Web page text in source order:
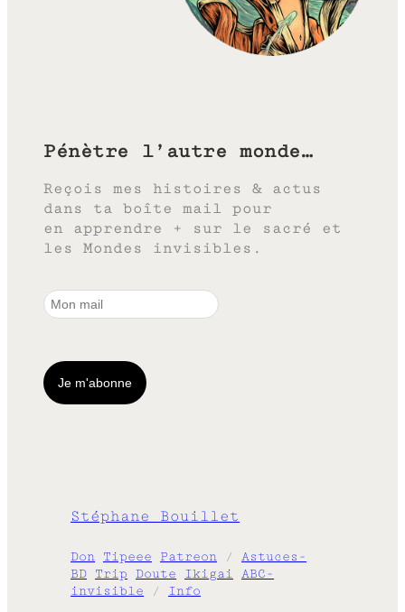
Pénètre l’autre monde…
Reçois mes histoires & actus
dans ta boîte mail pour
en apprendre + sur le sacré et
les Mondes invisibles.
Stéphane Bouillet
Don Tipeee Patreon / Astuces-
BD Trip Doute Ikigai ABC-
invisible / Info